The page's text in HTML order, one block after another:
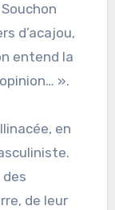
d’acajou,
entend la
».
en
de leur